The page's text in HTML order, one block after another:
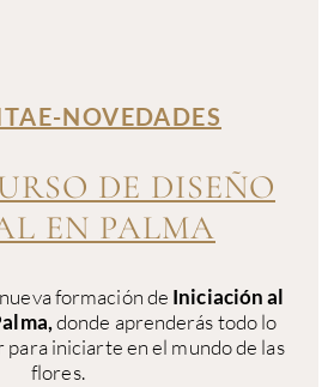
NOVEDADES
DE DISEÑO
EN PALMA
formación de Iniciación al
donde aprenderás todo lo
para iniciarte en el mundo de las
flores.